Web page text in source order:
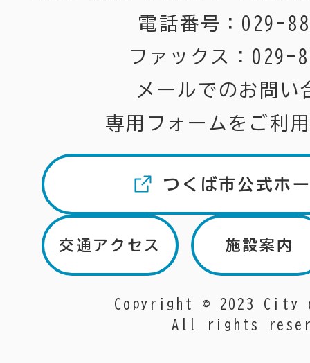
電話番号：029-
ファックス：029-
メールでのお問い
専用フォームをご利
つくば市公式ホ
交通アクセス 施設案内
Copyright © 2023 City
All rights